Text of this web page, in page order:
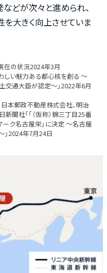
どが次々と進められ、
大きく向上させていま
在の状況2024年3月
しい魅力ある都心核を創る ～
交通大臣が認定～」2022年6月
本郵政不動産株式会社、明治
聞社「「（仮称）錦三丁目25番
ーク名古屋栄」に決定 ～名古屋
」2024年7月24日